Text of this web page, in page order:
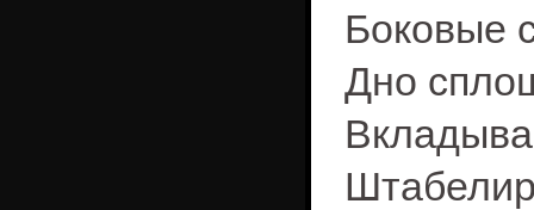
Боковые
Дно